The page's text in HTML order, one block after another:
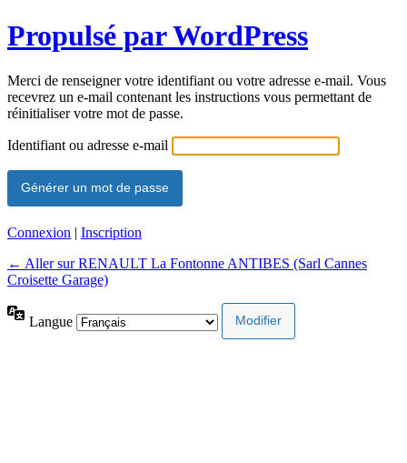
Propulsé par WordPress
Merci de renseigner votre identifiant ou votre adresse e-mail. Vous
recevrez un e-mail contenant les instructions vous permettant de
réinitialiser votre mot de passe.
Identifiant ou adresse e-mail
Connexion | Inscription
← Aller sur RENAULT La Fontonne ANTIBES (Sarl Cannes
Croisette Garage)
Langue